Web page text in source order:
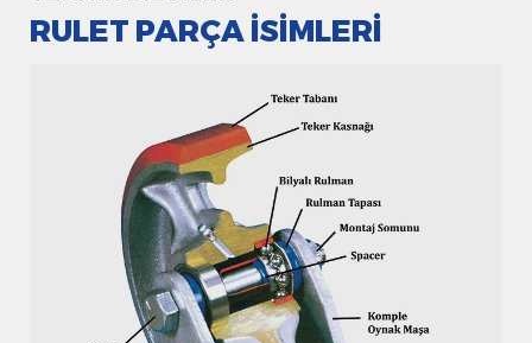
RULET PARÇA İSIMLERI